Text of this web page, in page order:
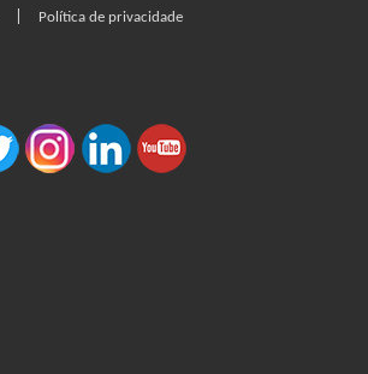
Política de privacidade